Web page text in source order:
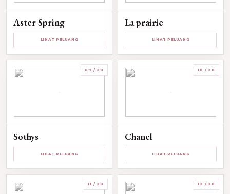
Aster Spring
LIHAT PELUANG
La prairie
LIHAT PELUANG
09 / 20
Sothys
LIHAT PELUANG
10 / 20
Chanel
LIHAT PELUANG
11 / 20 12 / 20